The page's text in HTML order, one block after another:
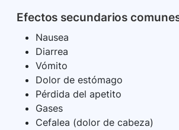
Efectos secundarios
Nausea
Diarrea
Vómito
Dolor de estómago
Pérdida del apetito
Gases
Cefalea (dolor de cabeza)